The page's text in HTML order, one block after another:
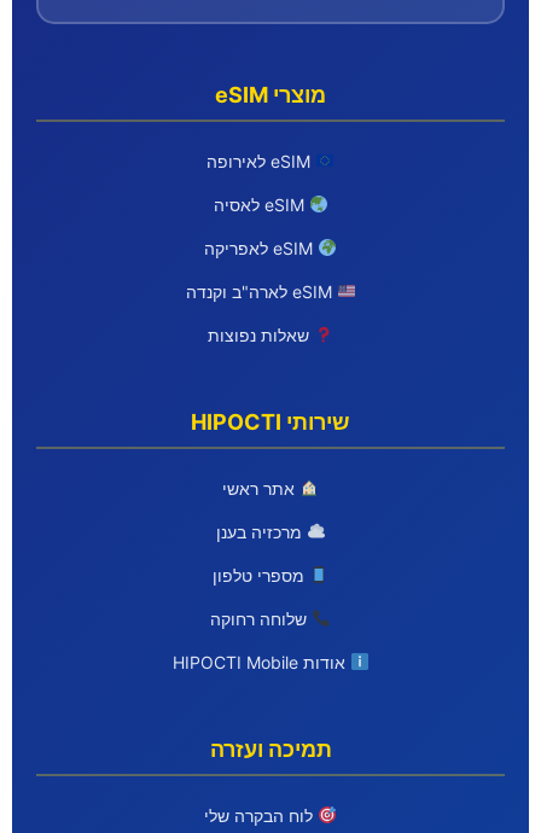
מוצרי eSIM
eSIM לאסיה
eSIM לארה"ב וקנדה
שאלות נפוצות
שירותי HIPOCTI
אתר ראשי
מרכזיה בענן
מספרי טלפון
שלוחה רחוקה
אודות HIPOCTI Mobile
תמיכה ועזרה
לוח הבקרה שלי